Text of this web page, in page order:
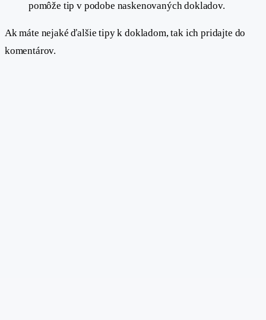
pomôže tip v podobe naskenovaných dokladov.
Ak máte nejaké ďalšie tipy k dokladom, tak ich pridajte do
komentárov.